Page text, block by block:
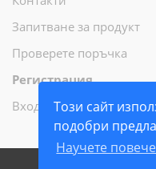
Този сайт
подобри
Научете повече
Запитване за продукт
Проверете поръчка
Регистрация
Вход